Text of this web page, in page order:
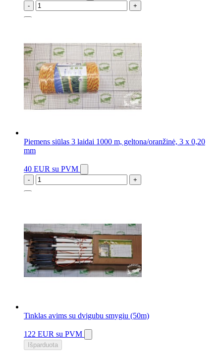
- +
Piemens siūlas 3 laidai 1000 m, geltona/oranžinė, 3 x 0,20
mm
40 EUR su PVM
- +
Tinklas avims su dvigubu smygiu (50m)
122 EUR su PVM
Išparduota